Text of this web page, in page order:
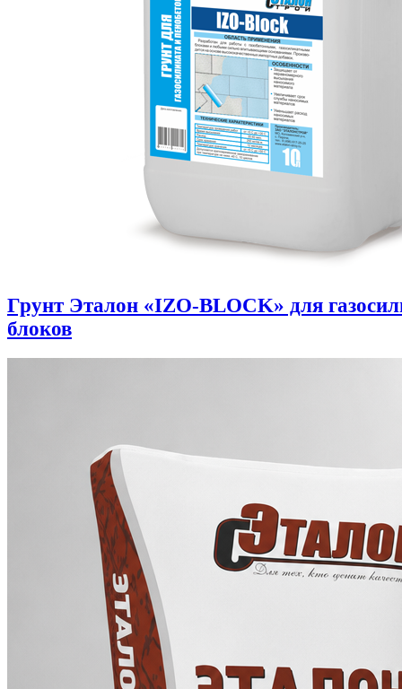
Грунт Эталон «IZO-BLOCK» для
блоков